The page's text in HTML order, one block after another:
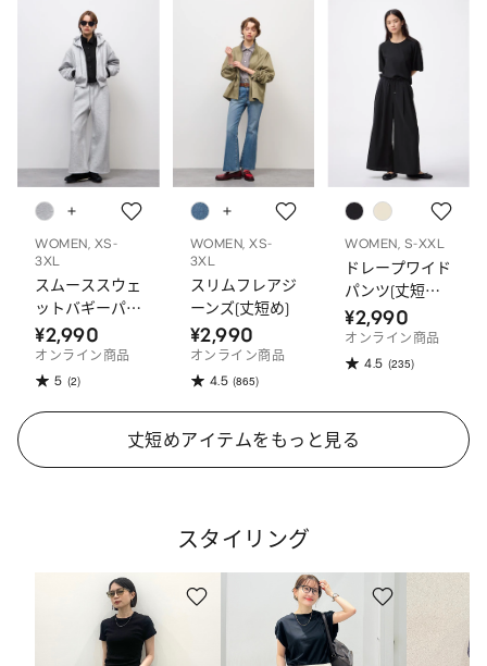
WOMEN, XS-
3XL
スムーススウェ
ットバギーパン
ツ MN(丈短め)
¥2,990
オンライン商品
5 (2)
WOMEN, XS-
3XL
スリムフレアジ
ーンズ(丈短め)
¥2,990
オンライン商品
4.5 (865)
WOMEN, S-XXL
ドレープワイド
パンツ(丈短め
61.0cm)
¥2,990
オンライン商品
4.5 (235)
丈短めアイテムをもっと見る
スタイリング